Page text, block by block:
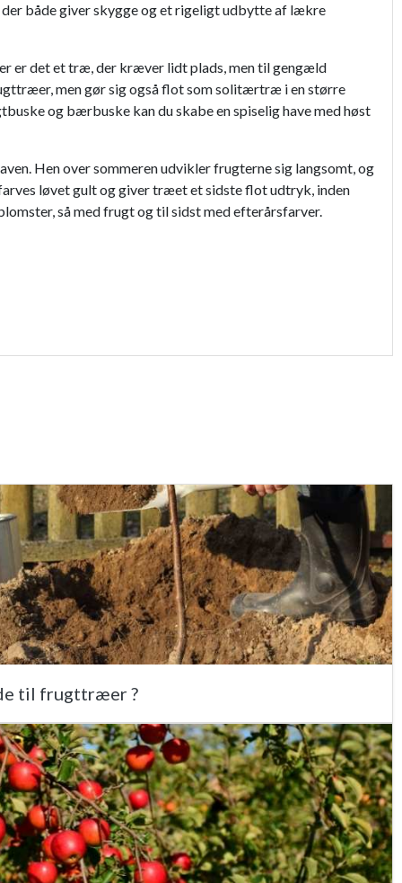
både giver skygge og et rigeligt udbytte af lækre
er det et træ, der kræver lidt plads, men til gengæld
men gør sig også flot som solitærtræ i en større
og bærbuske kan du skabe en spiselig have med høst
Hen over sommeren udvikler frugterne sig langsomt, og
løvet gult og giver træet et sidste flot udtryk, inden
så med frugt og til sidst med efterårsfarver.
til frugttræer ?